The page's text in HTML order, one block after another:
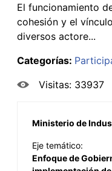
El funcionamiento
cohesión y el
diversos actore...
Categorías:
Visitas: 33937
Ministerio de
Eje temático:
Enfoque de